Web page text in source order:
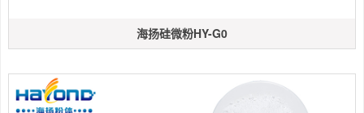
海扬硅微粉HY-G0